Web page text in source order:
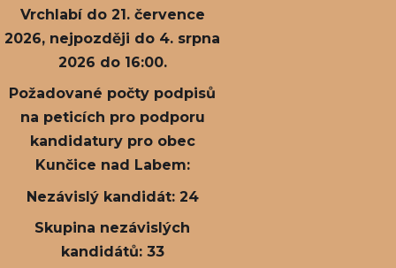
Vrchlabí do 21. července
2026, nejpozději do 4. srpna
2026 do 16:00.
Požadované počty podpisů
na peticích pro podporu
kandidatury pro obec
Kunčice nad Labem:
Nezávislý kandidát: 24
Skupina nezávislých
kandidátů: 33